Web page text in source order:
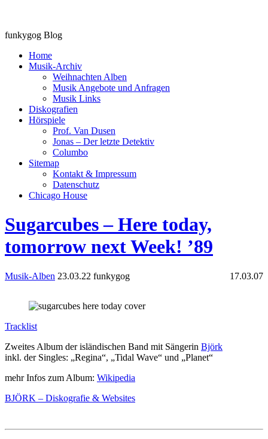
funkygog Blog
Home
Musik-Archiv
Weihnachten Alben
Musik Angebote und Anfragen
Musik Links
Diskografien
Hörspiele
Prof. Van Dusen
Jonas – Der letzte Detektiv
Columbo
Sitemap
Kontakt & Impressum
Datenschutz
Chicago House
Sugarcubes – Here today,
tomorrow next Week! ’89
Musik-Alben 23.03.22 funkygog 17.03.07
Tracklist
Zweites Album der isländischen Band mit Sängerin Björk
inkl. der Singles: „Regina“, „Tidal Wave“ und „Planet“
mehr Infos zum Album: Wikipedia
BJÖRK – Diskografie & Websites